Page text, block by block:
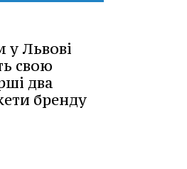
у Львові
свою
два
бренду